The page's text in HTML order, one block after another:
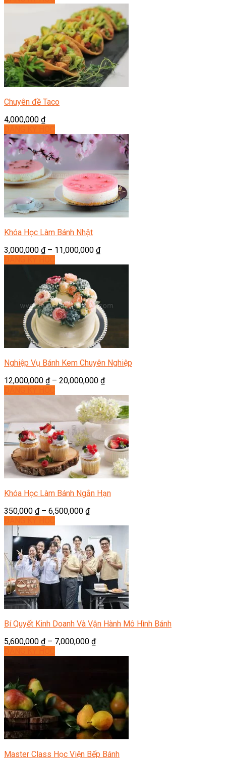
Chuyên đề Taco
4,000,000 ₫
Khóa Học Làm Bánh Nhật
3,000,000 ₫– 11,000,000 ₫
Nghiệp Vụ Bánh Kem Chuyên Nghiệp
12,000,000 ₫– 20,000,000 ₫
Khóa Học Làm Bánh Ngắn Hạn
350,000 ₫– 6,500,000 ₫
Bí Quyết Kinh Doanh Và Vận Hành Mô Hình Bánh
5,600,000 ₫– 7,000,000 ₫
Master Class Học Viện Bếp Bánh